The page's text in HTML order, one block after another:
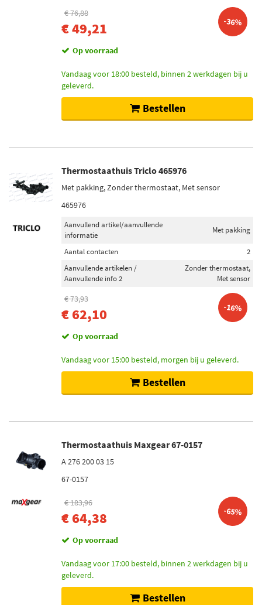
€ 76,88
€ 49,21 -36%
Op voorraad
Vandaag voor 18:00 besteld, binnen 2 werkdagen bij u
geleverd.
Bestellen
Thermostaathuis Triclo 465976
Met pakking, Zonder thermostaat, Met sensor
465976
Aanvullend artikel/aanvullende
informatie
Met pakking
Aantal contacten
2
Aanvullende artikelen /
Aanvullende info 2
Zonder thermostaat,
Met sensor
€ 73,93
€ 62,10 -16%
Op voorraad
Vandaag voor 15:00 besteld, morgen bij u geleverd.
Bestellen
Thermostaathuis Maxgear 67-0157
A 276 200 03 15
67-0157
€ 183,96
€ 64,38 -65%
Op voorraad
Vandaag voor 17:00 besteld, binnen 2 werkdagen bij u
geleverd.
Bestellen